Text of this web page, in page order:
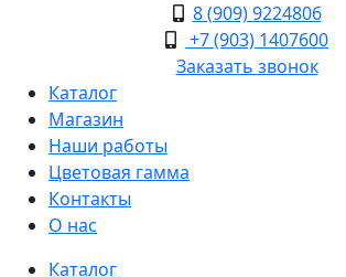
8 (909) 9224806
+7 (903) 1407600
Заказать звонок
Каталог
Магазин
Наши работы
Цветовая гамма
Контакты
О нас
Каталог